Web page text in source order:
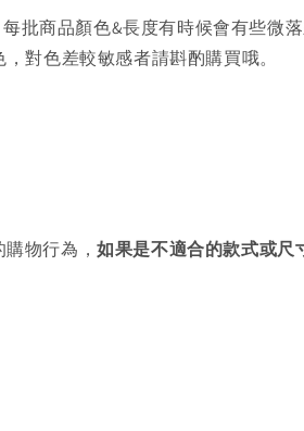
批商品顏色&長度有時候會有些微
對色差較敏感者請斟酌購買哦。
購物行為，如果是不適合的款式或尺